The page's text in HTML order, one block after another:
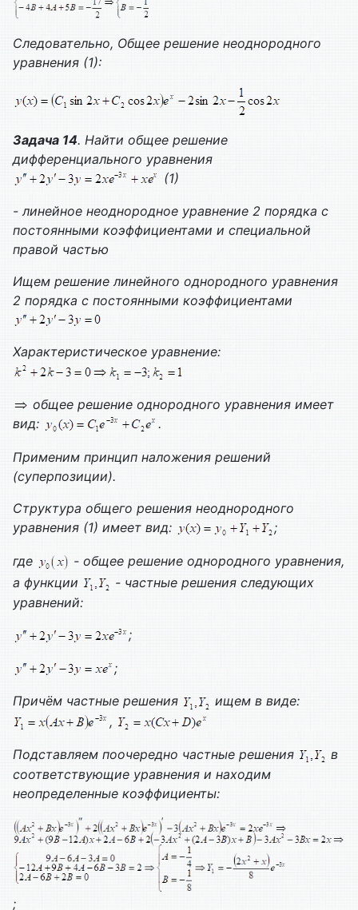
Следовательно, Общее решение неоднородного
уравнения (1):
Задача 14. Найти общее решение
дифференциального уравнения
(1)
- линейное неоднородное уравнение 2 порядка с
постоянными коэффициентами и специальной
правой частью
Ищем решение линейного однородного уравнения
2 порядка с постоянными коэффициентами
Характеристическое уравнение:
общее решение однородного уравнения имеет
вид:
.
Применим принцип наложения решений
(суперпозиции).
Структура общего решения неоднородного
уравнения (1) имеет вид:
;
где
- общее решение однородного уравнения,
а функции
- частные решения следующих
уравнений:
;
;
Причём частные решения
ищем в виде:
,
Подставляем поочередно частные решения
в
соответствующие уравнения и находим
неопределенные коэффициенты:
;